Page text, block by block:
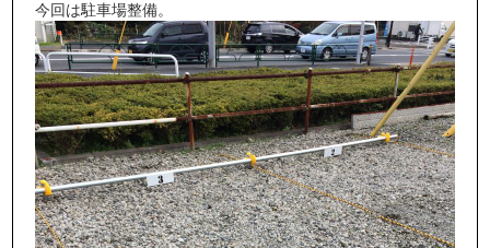
今回は駐車場整備。